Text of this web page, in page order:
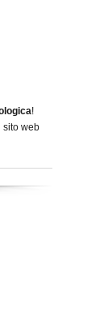
!
sito web